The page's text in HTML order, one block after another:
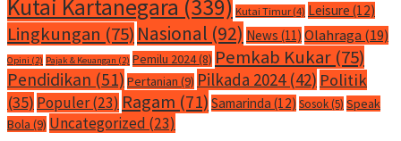
Kutai Kartanegara (339) Kutai Timur (4) Leisure (12)
Lingkungan (75) Nasional (92) News (11) Olahraga (19)
Opini (2) Pajak & Keuangan (2) Pemilu 2024(8) Pemkab Kukar (75)
Pendidikan (51) Pertanian (9) Pilkada 2024(42) Politik
(35) Populer(23) Ragam (71) Samarinda (12) Sosok(5) Speak
Bola (9) Uncategorized (23)